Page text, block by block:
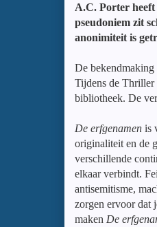
A.C. Porter
pseudoniem zit
anonimiteit is
De
Tijdens de Thriller
bibliotheek. De
De erfgenamen is
originaliteit en de
verschillende
elkaar verbindt.
antisemitisme,
zorgen ervoor dat
maken De